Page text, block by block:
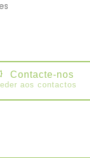
Contacte-nos
aos contactos